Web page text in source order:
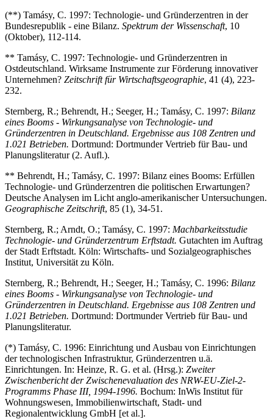
(**) Tamásy, C. 1997: Technologie- und Gründerzentren in der
Bundesrepublik - eine Bilanz. Spektrum der Wissenschaft, 10
(Oktober), 112-114.
** Tamásy, C. 1997: Technologie- und Gründerzentren in
Ostdeutschland. Wirksame Instrumente zur Förderung innovativer
Unternehmen? Zeitschrift für Wirtschaftsgeographie, 41 (4), 223-
232.
Sternberg, R.; Behrendt, H.; Seeger, H.; Tamásy, C. 1997: Bilanz
eines Booms - Wirkungsanalyse von Technologie- und
Gründerzentren in Deutschland. Ergebnisse aus 108 Zentren und
1.021 Betrieben. Dortmund: Dortmunder Vertrieb für Bau- und
Planungsliteratur (2. Aufl.).
** Behrendt, H.; Tamásy, C. 1997: Bilanz eines Booms: Erfüllen
Technologie- und Gründerzentren die politischen Erwartungen?
Deutsche Analysen im Licht anglo-amerikanischer Untersuchungen.
Geographische Zeitschrift, 85 (1), 34-51.
Sternberg, R.; Arndt, O.; Tamásy, C. 1997: Machbarkeitsstudie
Technologie- und Gründerzentrum Erftstadt. Gutachten im Auftrag
der Stadt Erftstadt. Köln: Wirtschafts- und Sozialgeographisches
Institut, Universität zu Köln.
Sternberg, R.; Behrendt, H.; Seeger, H.; Tamásy, C. 1996: Bilanz
eines Booms - Wirkungsanalyse von Technologie- und
Gründerzentren in Deutschland. Ergebnisse aus 108 Zentren und
1.021 Betrieben. Dortmund: Dortmunder Vertrieb für Bau- und
Planungsliteratur.
(*) Tamásy, C. 1996: Einrichtung und Ausbau von Einrichtungen
der technologischen Infrastruktur, Gründerzentren u.ä.
Einrichtungen. In: Heinze, R. G. et al. (Hrsg.): Zweiter
Zwischenbericht der Zwischenevaluation des NRW-EU-Ziel-2-
Programms Phase III, 1994-1996. Bochum: InWis Institut für
Wohnungswesen, Immobilienwirtschaft, Stadt- und
Regionalentwicklung GmbH [et al.].